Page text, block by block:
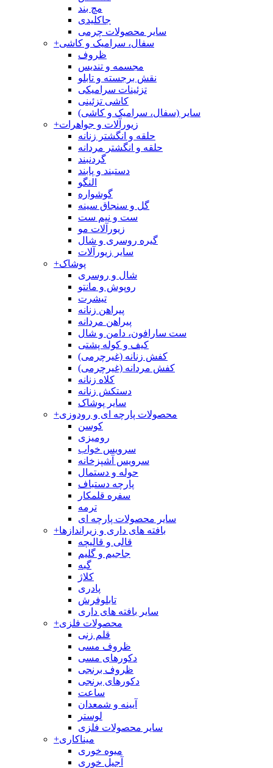
مچ بند
جاکلیدی
سایر محصولات چرمی
+سفال، سرامیک و کاشی
ظروف
مجسمه و تندیس
نقش برجسته و تابلو
تزئینات سرامیکی
کاشی تزئینی
سایر (سفال، سرامیک و کاشی)
+زیورآلات و جواهرات
حلقه و انگشتر زنانه
حلقه و انگشتر مردانه
گردنبند
دستبند و پابند
النگو
گوشواره
گل و سنجاق سینه
ست و نیم ست
زیورآلات مو
گیره روسری و شال
سایر زیورآلات
+پوشاک
شال و روسری
روپوش و مانتو
تیشرت
پیراهن زنانه
پیراهن مردانه
ست سارافون، دامن و شال
کیف و کوله پشتی
کفش زنانه (غیرچرمی)
کفش مردانه (غیرچرمی)
کلاه زنانه
دستکش زنانه
سایر پوشاک
+محصولات پارچه ای و رودوزی
کوسن
رومیزی
سرویس خواب
سرویس آشپزخانه
حوله و دستمال
پارچه دستباف
سفره قلمکار
ترمه
سایر محصولات پارچه ای
+بافته های داری و زیراندازها
قالی و قالیچه
جاجیم و گلیم
گبه
کلاژ
پادری
تابلوفرش
سایر بافته های داری
+محصولات فلزی
قلم زنی
ظروف مسی
دکورهای مسی
ظروف برنجی
دکورهای برنجی
ساعت
آیینه و شمعدان
لوستر
سایر محصولات فلزی
+میناکاری
میوه خوری
آجیل خوری